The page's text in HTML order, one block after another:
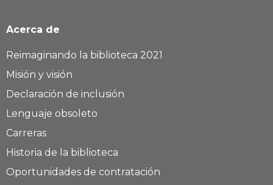
Acerca de
Reimaginando la biblioteca 2021
Misión y visión
Declaración de inclusión
Lenguaje obsoleto
Carreras
Historia de la biblioteca
Oportunidades de contratación